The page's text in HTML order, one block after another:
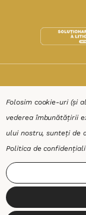
Folosim cookie-uri (și
vederea îmbunătățirii
ului nostru, sunteți de
Politica de